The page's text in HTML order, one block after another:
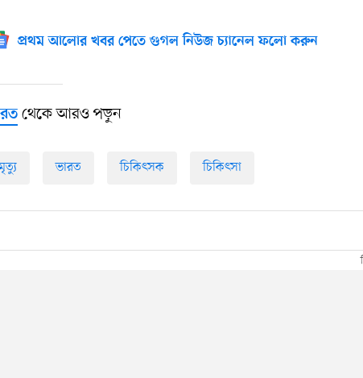
প্রথম আলোর খবর পেতে গুগল নিউজ চ্যানেল ফলো করুন
থেকে আরও পড়ুন
ভারত চিকিৎসক চিকিৎসা